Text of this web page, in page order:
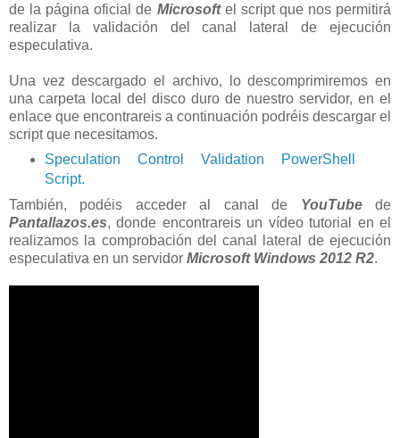
de la página oficial de Microsoftel script que nos permitirá
realizar la validación del canal lateral de ejecución
especulativa.
Una vez descargado el archivo, lo descomprimiremos en
una carpeta local del disco duro de nuestro servidor, en el
enlace que encontrareis a continuación podréis descargar el
script que necesitamos.
Speculation Control Validation PowerShell
Script.
También, podéis acceder al canal de YouTubede
Pantallazos.es, donde encontrareis un vídeo tutorial en el
realizamos la comprobación del canal lateral de ejecución
especulativa en un servidor Microsoft Windows 2012 R2.